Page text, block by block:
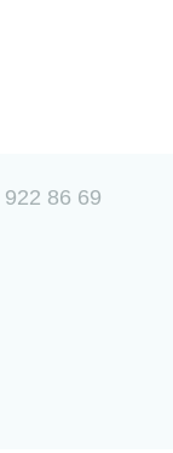
86 69